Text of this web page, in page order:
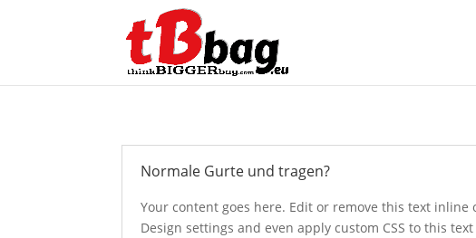
Normale Gurte und tragen?
Your content goes here. Edit or remove this text
Design settings and even apply custom CSS to this